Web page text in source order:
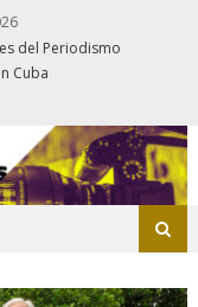
del Periodismo
Cuba